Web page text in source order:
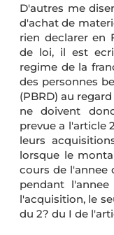
D'autres me
d'achat de
rien declarer en
de loi, il est
regime de la
des personnes
(PBRD) au
ne doivent
prevue a l'article
leurs
lorsque le
cours de l'annee
pendant
l'acquisition, le
du 2? du I de